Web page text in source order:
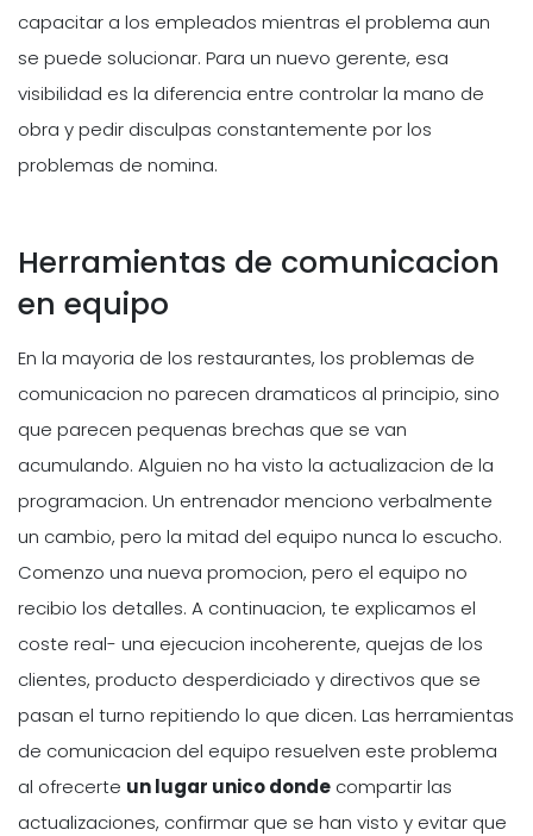
capacitar a los empleados mientras el problema aun
se puede solucionar. Para un nuevo gerente, esa
visibilidad es la diferencia entre controlar la mano de
obra y pedir disculpas constantemente por los
problemas de nomina.
Herramientas de comunicacion
en equipo
En la mayoria de los restaurantes, los problemas de
comunicacion no parecen dramaticos al principio, sino
que parecen pequenas brechas que se van
acumulando. Alguien no ha visto la actualizacion de la
programacion. Un entrenador menciono verbalmente
un cambio, pero la mitad del equipo nunca lo escucho.
Comenzo una nueva promocion, pero el equipo no
recibio los detalles. A continuacion, te explicamos el
coste real- una ejecucion incoherente, quejas de los
clientes, producto desperdiciado y directivos que se
pasan el turno repitiendo lo que dicen. Las herramientas
de comunicacion del equipo resuelven este problema
al ofrecerte un lugar unico donde compartir las
actualizaciones, confirmar que se han visto y evitar que